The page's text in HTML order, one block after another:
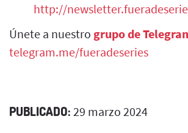
http://
Únete a nuestro grupo de
telegram.me/fueradeseries
PUBLICADO: 29 marzo 2024